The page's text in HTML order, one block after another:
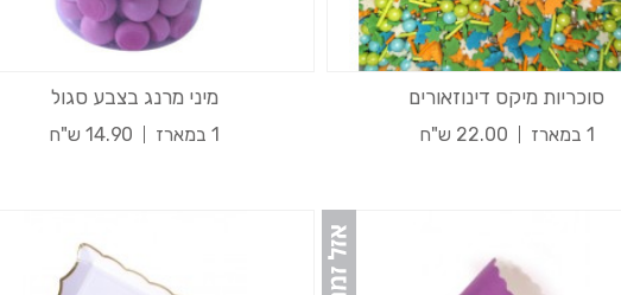
סוכריות מיקס דינוזאורים
1 במארז 22.00 ש"ח
מיני מרנג בצבע סגול
1 במארז 14.90 ש"ח